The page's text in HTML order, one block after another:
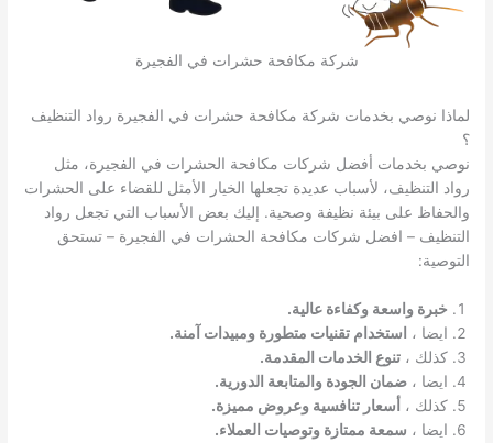
شركة مكافحة حشرات في الفجيرة
لماذا نوصي بخدمات شركة مكافحة حشرات في الفجيرة رواد التنظيف
؟
نوصي بخدمات أفضل شركات مكافحة الحشرات في الفجيرة، مثل
رواد التنظيف، لأسباب عديدة تجعلها الخيار الأمثل للقضاء على الحشرات
والحفاظ على بيئة نظيفة وصحية. إليك بعض الأسباب التي تجعل رواد
التنظيف – افضل شركات مكافحة الحشرات في الفجيرة – تستحق
التوصية:
خبرة واسعة وكفاءة عالية.
ايضا ، استخدام تقنيات متطورة ومبيدات آمنة.
كذلك ،تنوع الخدمات المقدمة.
ايضا ،ضمان الجودة والمتابعة الدورية.
كذلك ، أسعار تنافسية وعروض مميزة.
ايضا ، سمعة ممتازة وتوصيات العملاء.